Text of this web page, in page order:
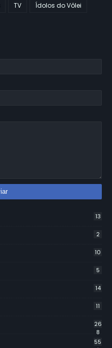
TV Ídolos do Vôlei
13
2
10
5
14
11
26
8
55